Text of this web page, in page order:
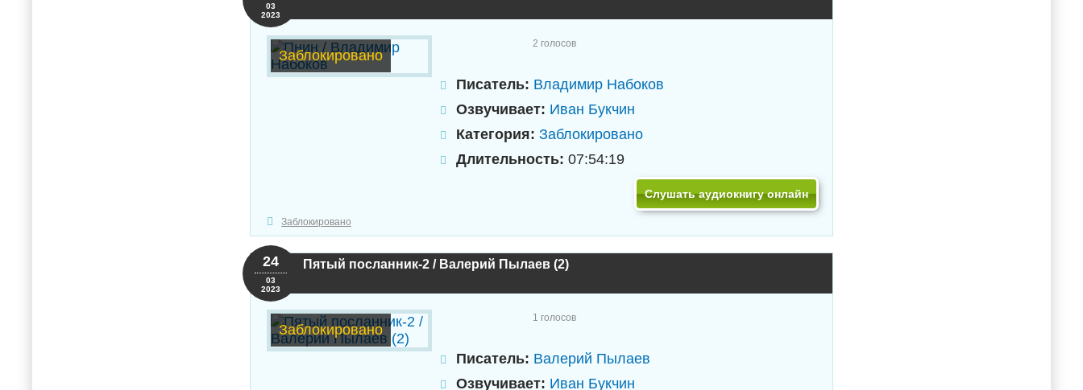
03
2023
Заблокировано
2 голосов
Писатель: Владимир Набоков
Озвучивает: Иван Букчин
Категория: Заблокировано
Длительность: 07:54:19
Слушать аудиокнигу онлайн
Заблокировано
Пятый посланник-2 / Валерий Пылаев (2)
24
03
2023
Заблокировано
1 голосов
Писатель: Валерий Пылаев
Озвучивает: Иван Букчин